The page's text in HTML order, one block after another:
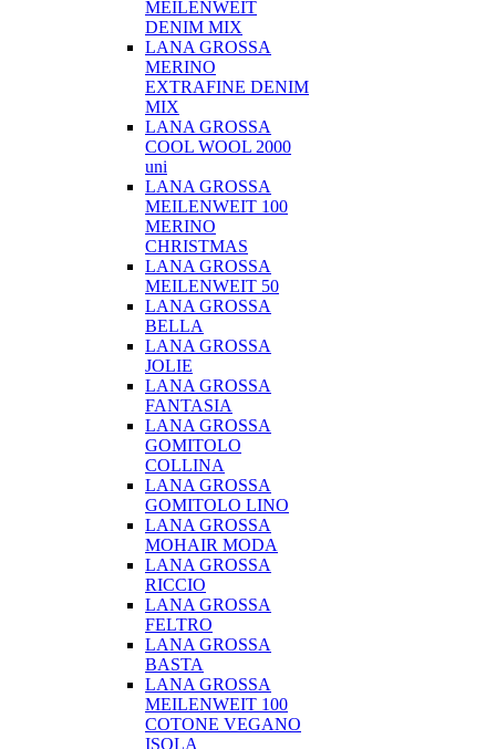
MEILENWEIT
DENIM MIX
LANA GROSSA
MERINO
EXTRAFINE DENIM
MIX
LANA GROSSA
COOL WOOL 2000
uni
LANA GROSSA
MEILENWEIT 100
MERINO
CHRISTMAS
LANA GROSSA
MEILENWEIT 50
LANA GROSSA
BELLA
LANA GROSSA
JOLIE
LANA GROSSA
FANTASIA
LANA GROSSA
GOMITOLO
COLLINA
LANA GROSSA
GOMITOLO LINO
LANA GROSSA
MOHAIR MODA
LANA GROSSA
RICCIO
LANA GROSSA
FELTRO
LANA GROSSA
BASTA
LANA GROSSA
MEILENWEIT 100
COTONE VEGANO
ISOLA